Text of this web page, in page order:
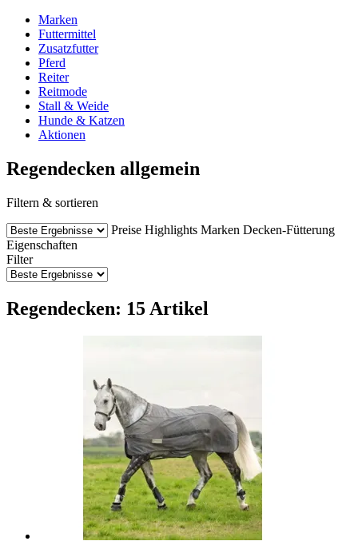
Marken
Futtermittel
Zusatzfutter
Pferd
Reiter
Reitmode
Stall & Weide
Hunde & Katzen
Aktionen
Regendecken allgemein
Filtern & sortieren
Preise Highlights Marken Decken-Fütterung
Eigenschaften
Filter
Regendecken: 15 Artikel